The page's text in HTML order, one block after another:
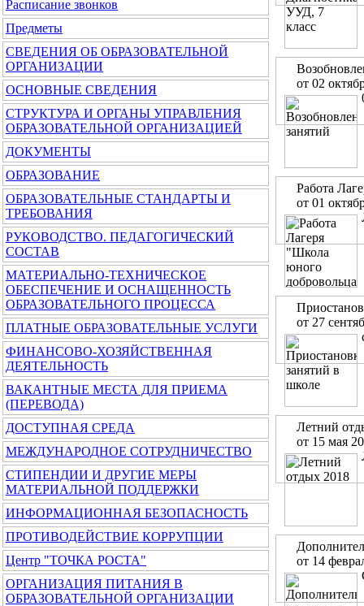
Расписание звонков
Предметы
СВЕДЕНИЯ ОБ ОБРАЗОВАТЕЛЬНОЙ
ОРГАНИЗАЦИИ
ОСНОВНЫЕ СВЕДЕНИЯ
СТРУКТУРА И ОРГАНЫ УПРАВЛЕНИЯ
ОБРАЗОВАТЕЛЬНОЙ ОРГАНИЗАЦИЕЙ
ДОКУМЕНТЫ
ОБРАЗОВАНИЕ
ОБРАЗОВАТЕЛЬНЫЕ СТАНДАРТЫ И
ТРЕБОВАНИЯ
РУКОВОДСТВО. ПЕДАГОГИЧЕСКИЙ
СОСТАВ
МАТЕРИАЛЬНО-ТЕХНИЧЕСКОЕ
ОБЕСПЕЧЕНИЕ И ОСНАЩЕННОСТЬ
ОБРАЗОВАТЕЛЬНОГО ПРОЦЕССА
ПЛАТНЫЕ ОБРАЗОВАТЕЛЬНЫЕ УСЛУГИ
ФИНАНСОВО-ХОЗЯЙСТВЕННАЯ
ДЕЯТЕЛЬНОСТЬ
ВАКАНТНЫЕ МЕСТА ДЛЯ ПРИЕМА
(ПЕРЕВОДА)
ДОСТУПНАЯ СРЕДА
МЕЖДУНАРОДНОЕ СОТРУДНИЧЕСТВО
СТИПЕНДИИ И ДРУГИЕ МЕРЫ
МАТЕРИАЛЬНОЙ ПОДДЕРЖКИ
ИНФОРМАЦИОННАЯ БЕЗОПАСНОСТЬ
ПРОТИВОДЕЙСТВИЕ КОРРУПЦИИ
Центр "ТОЧКА РОСТА"
ОРГАНИЗАЦИЯ ПИТАНИЯ В
ОБРАЗОВАТЕЛЬНОЙ ОРГАНИЗАЦИИ
от 02
Работа
от 01
от 27
Летний
от 15 мая
от 14